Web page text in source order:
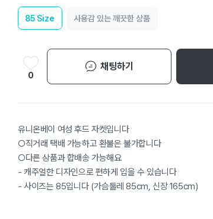
85 Size 사용감 있는 깨끗한 상품
0
채팅하기
유니온베이 여성 후드 자켓입니다
○직거래 택배 가능하고 환불은 불가합니다
○다른 상품과 합배송 가능해요
- 캐주얼한 디자인으로 편하게 입을 수 있습니다
- 사이즈는 85입니다 (가슴둘레 85cm, 신장 165cm)